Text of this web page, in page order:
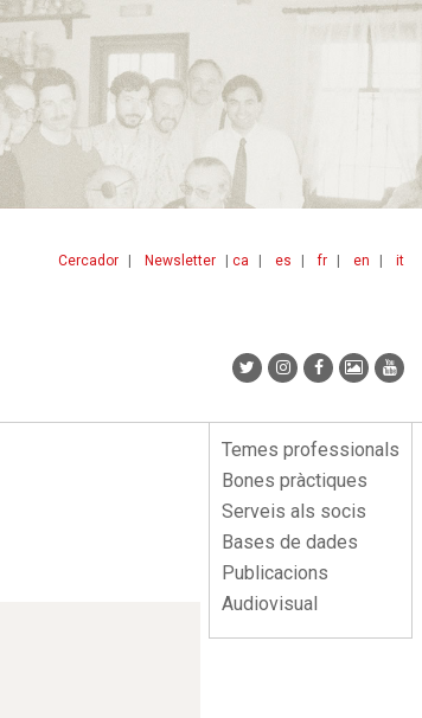
ca es fr en it
Cercador Newsletter
Menu
lateral
Temes professionals
Bones pràctiques
Serveis als socis
Bases de dades
Publicacions
Audiovisual